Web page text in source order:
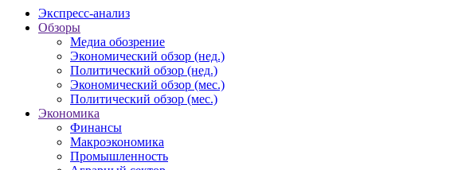
Экспресс-анализ
Обзоры
Медиа обозрение
Экономический обзор (нед.)
Политический обзор (нед.)
Экономический обзор (мес.)
Политический обзор (мес.)
Экономика
Финансы
Макроэкономика
Промышленность